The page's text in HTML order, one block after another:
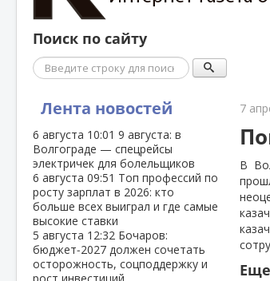
Поиск по сайту
Поиск
Лента новостей
6 августа 10:01 9 августа: в
Волгограде — спецрейсы
электричек для болельщиков
6 августа 09:51 Топ профессий по
росту зарплат в 2026: кто
больше всех выиграл и где самые
высокие ставки
5 августа 12:32 Бочаров:
бюджет‑2027 должен сочетать
осторожность, соцподдержку и
7
В